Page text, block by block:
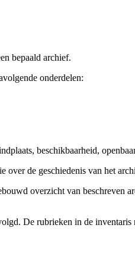
bepaald archief.
onderdelen:
beschikbaarheid,
over de geschiedenis van het
overzicht van
De rubrieken in de